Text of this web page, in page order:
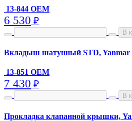
13-844 OEM
6 530 ₽
В
Вкладыш шатунный STD, Yanmar
13-851 OEM
7 430 ₽
В
Прокладка клапанной крышки,